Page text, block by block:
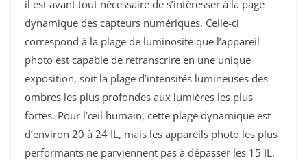
il est avant tout nécessaire de s’intéresser à la page
dynamique des capteurs numériques. Celle-ci
correspond à la plage de luminosité que l’appareil
photo est capable de retranscrire en une unique
exposition, soit la plage d’intensités lumineuses des
ombres les plus profondes aux lumières les plus
fortes. Pour l’œil humain, cette plage dynamique est
d’environ 20 à 24 IL, mais les appareils photo les plus
performants ne parviennent pas à dépasser les 15 IL.